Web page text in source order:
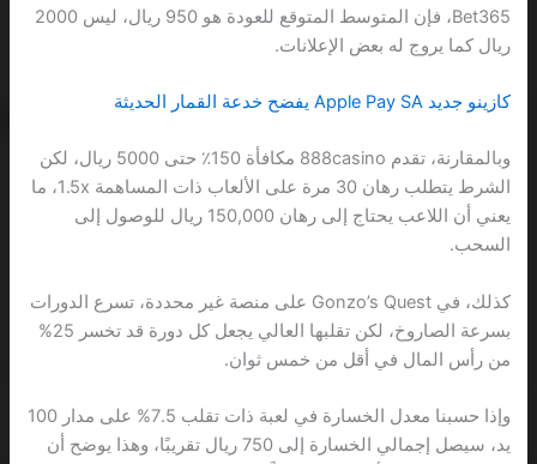
Bet365، فإن المتوسط المتوقع للعودة هو 950 ريال، ليس 2000
ريال كما يروج له بعض الإعلانات.
كازينو جديد Apple Pay SA يفضح خدعة القمار الحديثة
وبالمقارنة، تقدم 888casino مكافأة 150٪ حتى 5000 ريال، لكن
الشرط يتطلب رهان 30 مرة على الألعاب ذات المساهمة 1.5x، ما
يعني أن اللاعب يحتاج إلى رهان 150,000 ريال للوصول إلى
السحب.
كذلك، في Gonzo’s Quest على منصة غير محددة، تسرع الدورات
بسرعة الصاروخ، لكن تقلبها العالي يجعل كل دورة قد تخسر 25%
من رأس المال في أقل من خمس ثوان.
وإذا حسبنا معدل الخسارة في لعبة ذات تقلب 7.5% على مدار 100
يد، سيصل إجمالي الخسارة إلى 750 ريال تقريبًا، وهذا يوضح أن